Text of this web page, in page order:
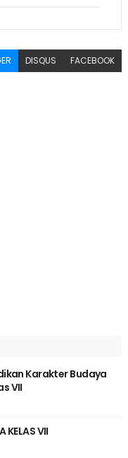
DISQUS FACEBOOK
Karakter Budaya
VII
KELAS VII